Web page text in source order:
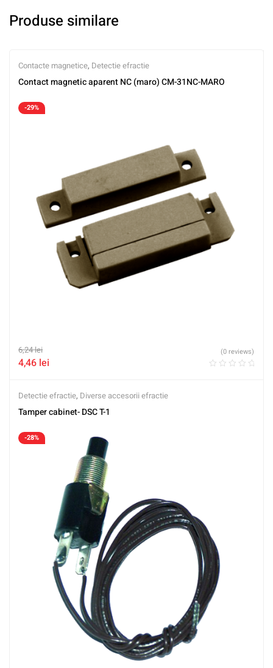
Produse similare
Contacte magnetice, Detectie efractie
Contact magnetic aparent NC (maro) CM-31NC-MARO
-29%
6,24lei
4,46 lei
(0 reviews)
Detectie efractie, Diverse accesorii efractie
Tamper cabinet- DSC T-1
-28%